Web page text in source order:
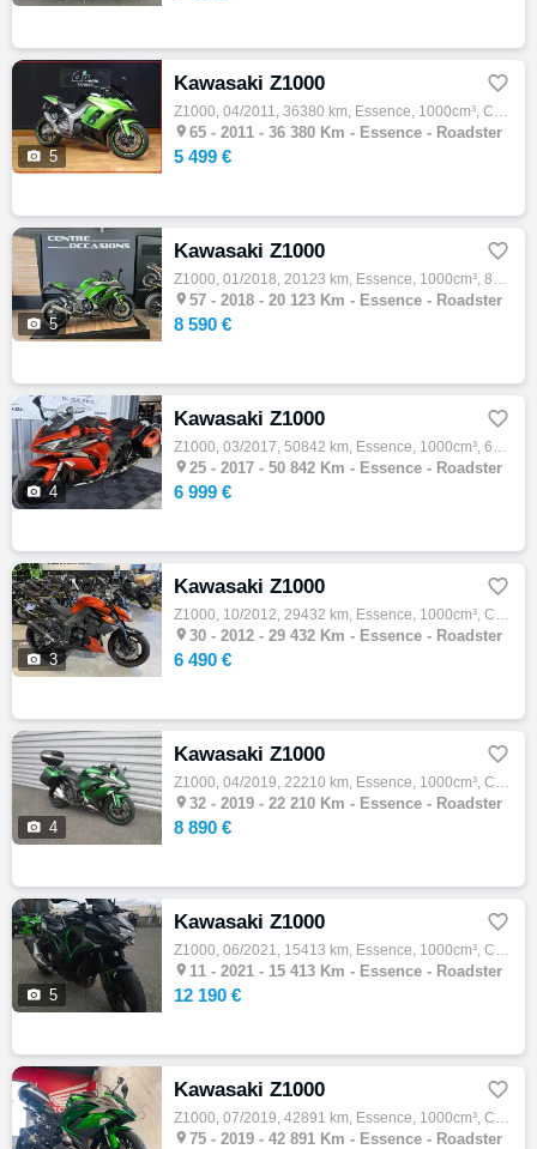
 5
Kawasaki Z1000 
Z1000, 04/2011, 36380 km, Essence, 1000cm³, Couleur vert, 5499 € Equipements : KAWASAKI Z1000SX du 20-04-2011. Entretien & Consommables Ok …
 65 - 2011 - 36 380 Km - Essence - Roadster
5 499 €
 5
Kawasaki Z1000 
Z1000, 01/2018, 20123 km, Essence, 1000cm³, 8590 € Equipements : KAWASAKI Z1000SX // 1re immatriculation : 24/01/2018 // Kilométrage : 2012…
 57 - 2018 - 20 123 Km - Essence - Roadster
8 590 €
 4
Kawasaki Z1000 
Z1000, 03/2017, 50842 km, Essence, 1000cm³, 6999 € Equipements : Informations générales À vendre, Kawasaki Z1000SX mise en circulation le 1…
 25 - 2017 - 50 842 Km - Essence - Roadster
6 999 €
 3
Kawasaki Z1000 
Z1000, 10/2012, 29432 km, Essence, 1000cm³, Couleur orange, 6490 € Equipements : Kawasaki Nîmes vous propose cette Kawasaki Z1000 du 12/10/…
 30 - 2012 - 29 432 Km - Essence - Roadster
6 490 €
 4
Kawasaki Z1000 
Z1000, 04/2019, 22210 km, Essence, 1000cm³, Couleur vert, 8890 € Equipements : KAWASAKI Z1000 SX - TOURER 04-2019 - PACK TOURER - SUPPORT +…
 32 - 2019 - 22 210 Km - Essence - Roadster
8 890 €
 5
Kawasaki Z1000 
Z1000, 06/2021, 15413 km, Essence, 1000cm³, Couleur noir, 12190 € Equipements : Magnifique Kawasaki Z H2 de 2021, totalisant 15 413 km. La …
 11 - 2021 - 15 413 Km - Essence - Roadster
12 190 €
Kawasaki Z1000 
Z1000, 07/2019, 42891 km, Essence, 1000cm³, Couleur noir, 7090 € Equipements : ? À découvrir chez Honda 4en1 : cette superbe KAWASAKI Z 100…
 75 - 2019 - 42 891 Km - Essence - Roadster